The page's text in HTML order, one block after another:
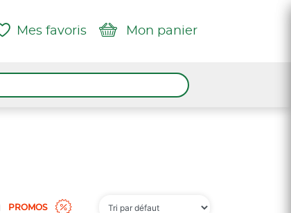
Mes favoris Mon panier
PROMOS